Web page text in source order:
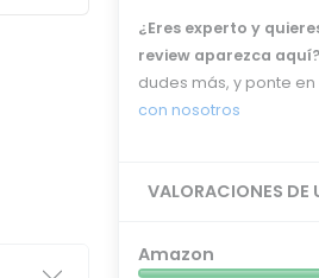
¿Eres experto y
review aparezca aquí?
dudes más, y ponte en
con nosotros
VALORACIONES DE
Amazon